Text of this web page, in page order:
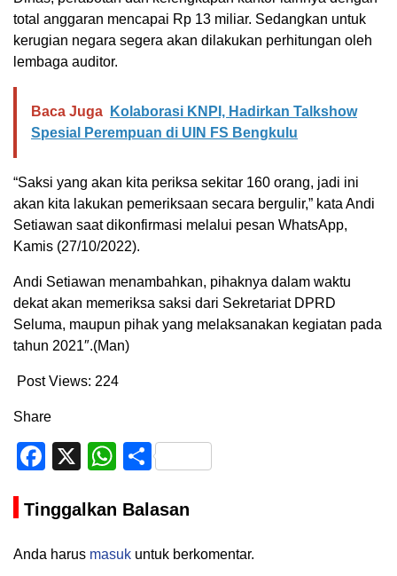
total anggaran mencapai Rp 13 miliar. Sedangkan untuk
kerugian negara segera akan dilakukan perhitungan oleh
lembaga auditor.
Baca Juga
Kolaborasi KNPI, Hadirkan Talkshow
Spesial Perempuan di UIN FS Bengkulu
“Saksi yang akan kita periksa sekitar 160 orang, jadi ini
akan kita lakukan pemeriksaan secara bergulir,” kata Andi
Setiawan saat dikonfirmasi melalui pesan WhatsApp,
Kamis (27/10/2022).
Andi Setiawan menambahkan, pihaknya dalam waktu
dekat akan memeriksa saksi dari Sekretariat DPRD
Seluma, maupun pihak yang melaksanakan kegiatan pada
tahun 2021″.(Man)
Post Views: 224
Share
Facebook
X WhatsApp
Share
Tinggalkan Balasan
Anda harus masuk untuk berkomentar.